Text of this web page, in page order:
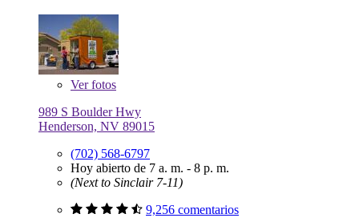
Verfotos
989 S Boulder Hwy
Henderson, NV 89015
(702) 568-6797
Hoy abierto de 7 a. m. - 8 p. m.
(Next to Sinclair 7-11)
9,256 comentarios